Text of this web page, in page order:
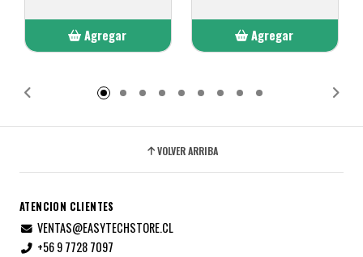
Agregar
Agregar
VOLVER ARRIBA
ATENCION CLIENTES
VENTAS@EASYTECHSTORE.CL
+56 9 7728 7097